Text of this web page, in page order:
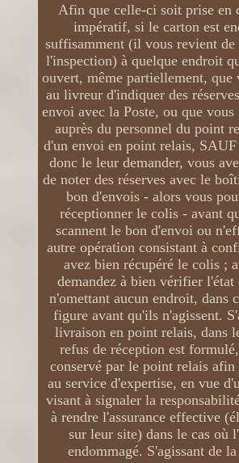
Afin que celle-ci soit prise en
impératif, si le carton est
suffisamment (il vous revient de
l'inspection) à quelque endroit
ouvert, même partiellement, que
au livreur d'indiquer des
envoi avec la Poste, ou que
auprès du personnel du point
d'un envoi en point relais,
donc le leur demander, vous
de noter des réserves avec le
bon d'envois - alors vous
réceptionner le colis - avant
scannent le bon d'envoi ou
autre opération consistant à
avez bien récupéré le colis ;
demandez à bien vérifier l'état
n'omettant aucun endroit, dans
figure avant qu'ils n'agissent.
livraison en point relais, dans
refus de réception est
conservé par le point relais afin
au service d'expertise, en vue
visant à signaler la
à rendre l'assurance effective
sur leur site) dans le cas où
endommagé. S'agissant de